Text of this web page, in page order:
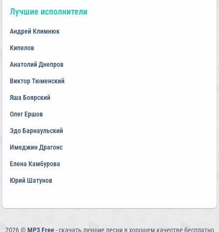
Лучшие исполнители
Андрей Климнюк
Кипелов
Анатолий Днепров
Виктор Тюменский
Яша Боярский
Олег Ершов
Эдо Барнаульский
Имеджин Драгонс
Елена Камбурова
Юрий Шатунов
2026 ©MP3 Free- скачать лучшие песни в хорошем качестве бесплатно